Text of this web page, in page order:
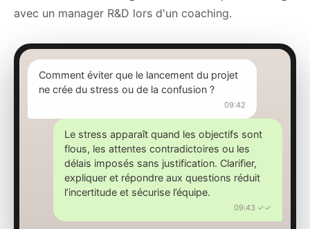
avec un manager R&D lors d'un coaching.
Comment éviter que le lancement du projet
ne crée du stress ou de la confusion ?
09:42
Le stress apparaît quand les objectifs sont
flous, les attentes contradictoires ou les
délais imposés sans justification. Clarifier,
expliquer et répondre aux questions réduit
l’incertitude et sécurise l’équipe.
09:43 ✓✓